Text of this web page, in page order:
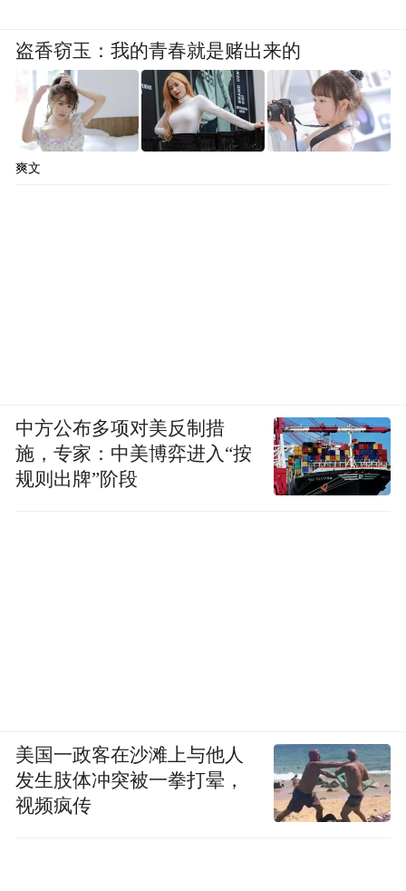
盗香窃玉：我的青春就是赌出来的
爽文
中方公布多项对美反制措
施，专家：中美博弈进入“按
规则出牌”阶段
美国一政客在沙滩上与他人
发生肢体冲突被一拳打晕，
视频疯传